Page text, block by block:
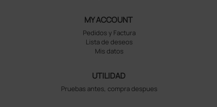
MY ACCOUNT
Pedidos y Factura
Lista de deseos
Mis datos
UTILIDAD
Pruebas antes, compra despues